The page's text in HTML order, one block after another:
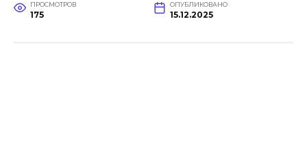
ПРОСМОТРОВ
175
ОПУБЛИКОВАНО
15.12.2025